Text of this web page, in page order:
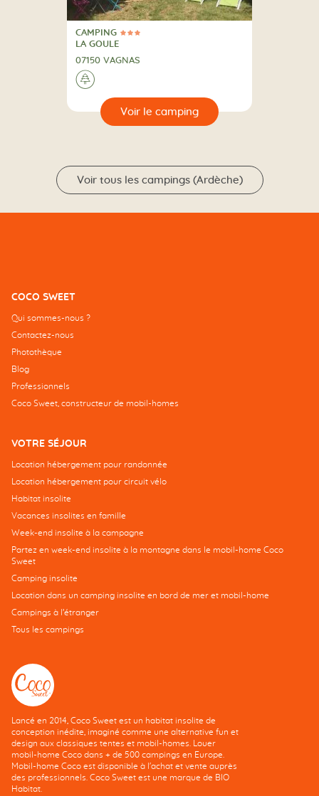
3 Étoiles
CAMPING
CAMPING
LA GOULE
07150 VAGNAS
A la campagne
🌲
Voir tous les campings (Ardèche)
COCO SWEET
Qui sommes-nous ?
Contactez-nous
Photothèque
Blog
Professionnels
Coco Sweet, constructeur de mobil-homes
VOTRE SÉJOUR
Location hébergement pour randonnée
Location hébergement pour circuit vélo
Habitat insolite
Vacances insolites en famille
Week-end insolite à la campagne
Partez en week-end insolite à la montagne dans le mobil-home Coco
Sweet
Camping insolite
Location dans un camping insolite en bord de mer et mobil-home
Campings à l’étranger
Tous les campings
Lancé en 2014, Coco Sweet est un habitat insolite de
conception inédite, imaginé comme une alternative fun et
design aux classiques tentes et mobil-homes. Louer
mobil-home Coco dans + de 500 campings en Europe.
Mobil-home Coco est disponible à l'achat et vente auprès
des professionnels. Coco Sweet est une marque de BIO
Habitat.